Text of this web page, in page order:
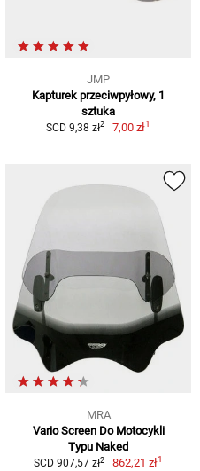
JMP
Kapturek przeciwpyłowy, 1
sztuka
SCD 9,38 zł2 7,00 zł1
MRA
Vario Screen Do Motocykli
Typu Naked
SCD 907,57 zł2 862,21 zł1